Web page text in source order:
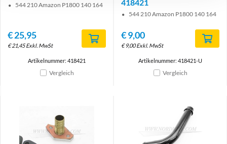
544 210 Amazon P1800 140 164
€25,95
€21,45 Exkl. MwSt
Artikelnummer: 418421
Vergleich
418421
544 210 Amazon P1800 140 164
€9,00
€9,00 Exkl. MwSt
Artikelnummer: 418421-U
Vergleich